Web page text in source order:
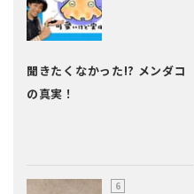
聞きたくなかった!? メンダコ
の真実！